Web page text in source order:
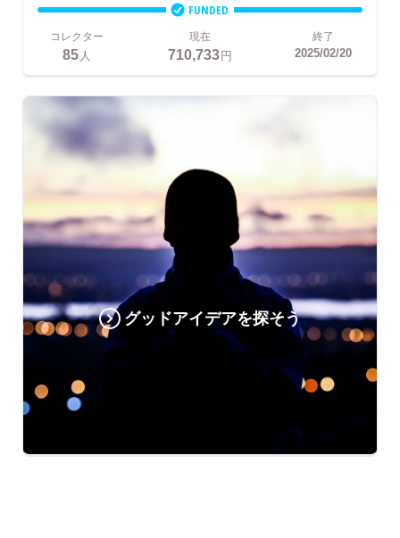
FUNDED
コレクター
85人
現在
710,733円
終了
2025/02/20
グッドアイデアを探そう